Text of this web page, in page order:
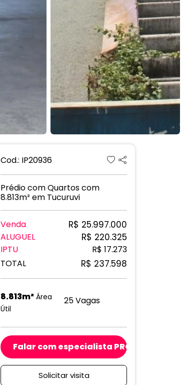
Cod.: IP20936
Prédio com Quartos com
8.813m² em Tucuruvi
Venda R$ 25.997.000
ALUGUEL R$ 220.325
IPTU
R$ 17.273
TOTAL
R$ 237.598
8.813m² Área
Útil
25 Vagas
Falar com especialista PRO
Solicitar visita